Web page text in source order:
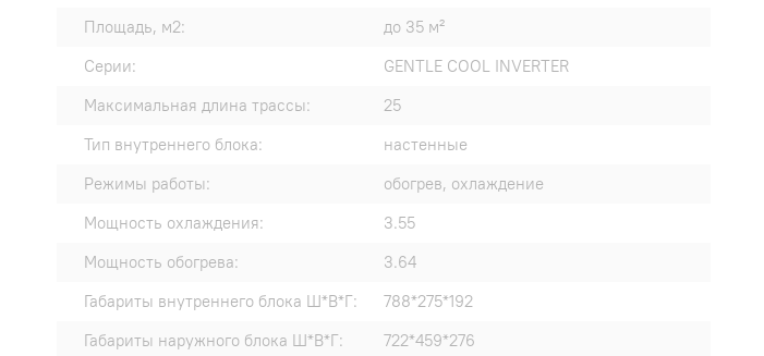
Площадь, м2:
до 35 м²
Серии:
GENTLE COOL INVERTER
Максимальная длина трассы:
25
Тип внутреннего блока:
настенные
Режимы работы:
обогрев, охлаждение
Мощность охлаждения:
3.55
Мощность обогрева:
3.64
Габариты внутреннего блока Ш*В*Г:
788*275*192
Габариты наружного блока Ш*В*Г:
722*459*276